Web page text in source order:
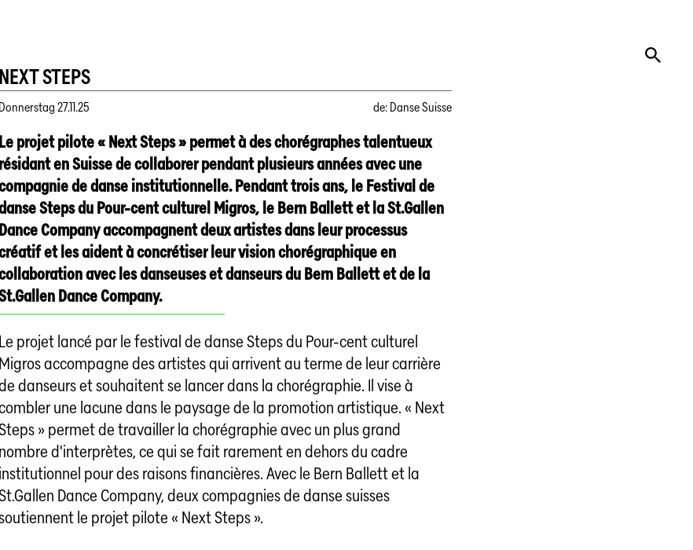
NEXT STEPS
Donnerstag 27.11.25 de: Danse Suisse
Le projet pilote « Next Steps » permet à des chorégraphes talentueux
résidant en Suisse de collaborer pendant plusieurs années avec une
de danse institutionnelle. Pendant trois ans, le Festival de
Steps du Pour-cent culturel Migros, le Bern Ballett et la St.Gallen
Dance Company accompagnent deux artistes dans leur processus
et les aident à concrétiser leur vision chorégraphique en
avec les danseuses et danseurs du Bern Ballett et de la
Dance Company.
Le projet lancé par le festival de danse Steps du Pour-cent culturel
Migros accompagne des artistes qui arrivent au terme de leur carrière
danseurs et souhaitent se lancer dans la chorégraphie. Il vise à
une lacune dans le paysage de la promotion artistique. « Next
» permet de travailler la chorégraphie avec un plus grand
nombre d'interprètes, ce qui se fait rarement en dehors du cadre
institutionnel pour des raisons financières. Avec le Bern Ballett et la
Dance Company, deux compagnies de danse suisses
le projet pilote « Next Steps ».